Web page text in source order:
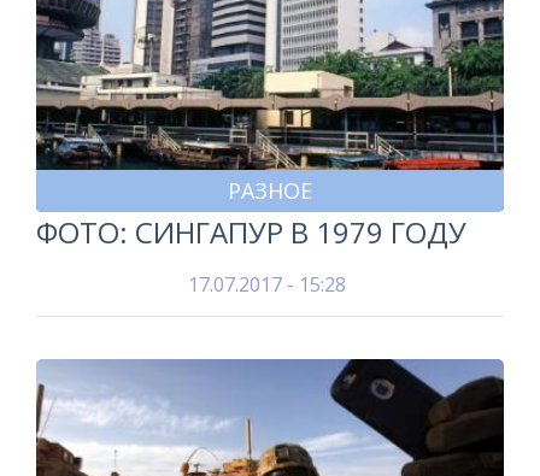
РАЗНОЕ
ФОТО: СИНГАПУР В 1979 ГОДУ
17.07.2017 - 15:28